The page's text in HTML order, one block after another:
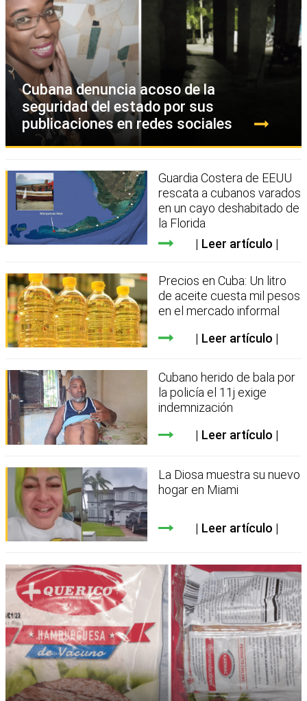
Cubana denuncia acoso de la
seguridad del estado por sus
publicaciones en redes sociales
Guardia Costera de EEUU
rescata a cubanos varados
en un cayo deshabitado de
la Florida
Leer artículo
Precios en Cuba: Un litro
de aceite cuesta mil pesos
en el mercado informal
Leer artículo
Cubano herido de bala por
la policía el 11j exige
indemnización
Leer artículo
La Diosa muestra su nuevo
hogar en Miami
Leer artículo